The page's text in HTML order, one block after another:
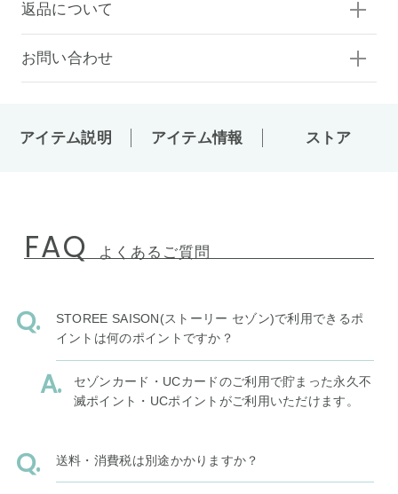
返品について
お問い合わせ
アイテム説明 アイテム情報 ストア
FAQ よくあるご質問
STOREE SAISON(ストーリー セゾン)で利用できるポ
イントは何のポイントですか？
セゾンカード・UCカードのご利用で貯まった永久不
滅ポイント・UCポイントがご利用いただけます。
送料・消費税は別途かかりますか？